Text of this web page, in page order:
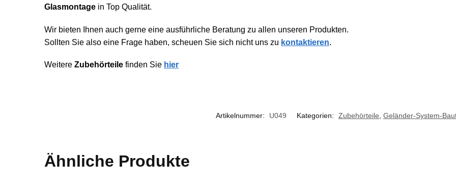
Glasmontage in Top Qualität.
Wir bieten Ihnen auch gerne eine ausführliche Beratung zu allen unseren Produkten.
Sollten Sie also eine Frage haben, scheuen Sie sich nicht uns zu kontaktieren.
WeitereZubehörteile finden Sie hier
Artikelnummer: U049 Kategorien: Zubehörteile, Geländer-System-
Ähnliche Produkte